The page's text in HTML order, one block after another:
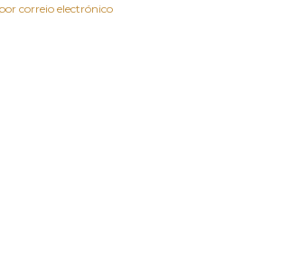
correio electrónico